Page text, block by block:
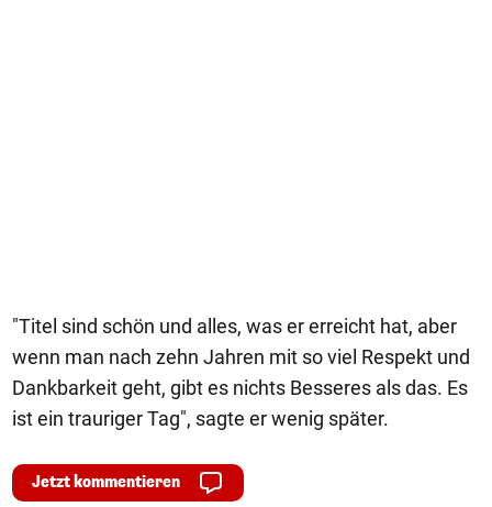
"Titel sind schön und alles, was er erreicht hat, aber
wenn man nach zehn Jahren mit so viel Respekt und
Dankbarkeit geht, gibt es nichts Besseres als das. Es
ist ein trauriger Tag", sagte er wenig später.
Jetzt kommentieren